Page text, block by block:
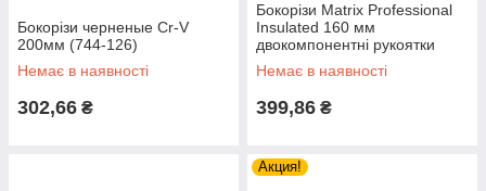
Бокорізи черненые Cr-V
200мм (744-126)
Немає в наявності
302,66 ₴
Бокорізи Matrix Professional
Insulated 160 мм
двокомпонентні рукоятки
(175069)
Немає в наявності
399,86 ₴
Акция!